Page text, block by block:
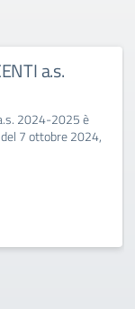
a.s.
2024-2025 è
7 ottobre 2024,